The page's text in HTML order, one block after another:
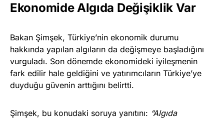
Ekonomide Algıda Değişiklik Var
Bakan Şimşek, Türkiye’nin ekonomik durumu
hakkında yapılan algıların da değişmeye başladığını
vurguladı. Son dönemde ekonomideki iyileşmenin
fark edilir hale geldiğini ve yatırımcıların Türkiye’ye
duyduğu güvenin arttığını belirtti.
Şimşek, bu konudaki soruya yanıtını: “Algıda